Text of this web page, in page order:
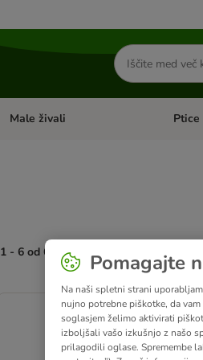
Iskanje
izdelkov
Odprite meni kategorij: Mačke
Male živali Ptice
1 - 6 od 6 rezultatov
product items have been changed
Pomagajte
Na naši spletni strani
nujno potrebne piškotke, da
soglasjem želimo aktivirati
izboljšali vašo izkušnjo z našo
prilagodili oglase. Spremembe